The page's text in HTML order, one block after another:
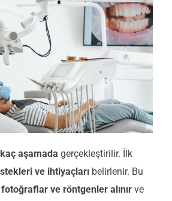
aşamada gerçekleştirilir. İlk
ve ihtiyaçları belirlenir. Bu
ve röntgenler alınır ve